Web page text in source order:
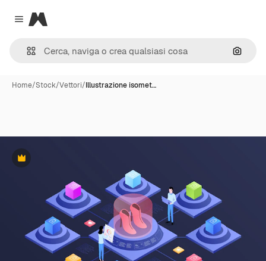
Close menu
Magnific
Cerca
Home/Stock/Vettori/Illustrazione isomet…
Premium